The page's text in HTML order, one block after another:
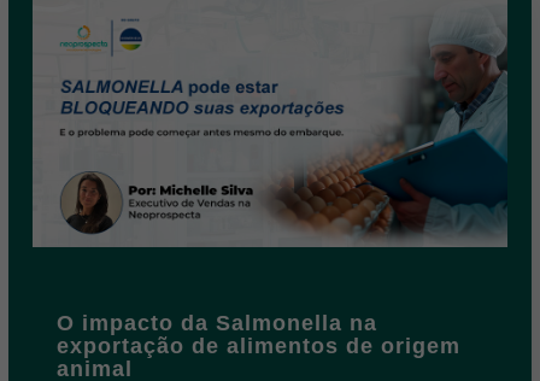
O impacto da Salmonella na
exportação de alimentos de origem
animal